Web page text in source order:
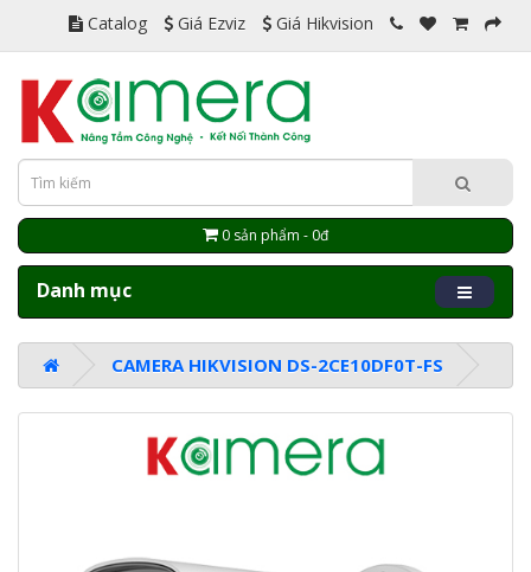
Catalog Giá Ezviz Giá Hikvision
0 sản phẩm - 0đ
Danh mục
CAMERA HIKVISION DS-2CE10DF0T-FS